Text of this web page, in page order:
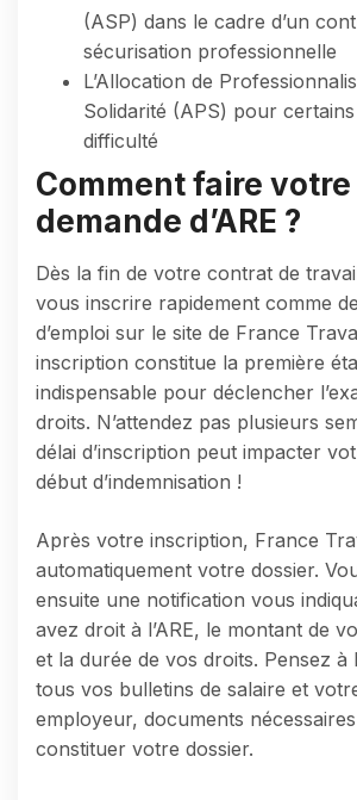
(ASP) dans le cadre d’un
sécurisation professionnelle
L’Allocation de
Solidarité (APS) pour
difficulté
Comment faire votre
demande d’ARE ?
Dès la fin de votre contrat de
vous inscrire rapidement comme
d’emploi sur le site de France
inscription constitue la première
indispensable pour déclencher
droits. N’attendez pas plusieurs
délai d’inscription peut impacter
début d’indemnisation !
Après votre inscription, France
automatiquement votre dossier.
ensuite une notification vous
avez droit à l’ARE, le montant de
et la durée de vos droits. Pensez
tous vos bulletins de salaire et
employeur, documents
constituer votre dossier.